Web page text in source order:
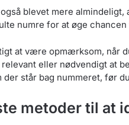
blevet mere
numre for at øge
at være opmærksom, når
eller nødvendigt at
der står bag nummeret, før
metoder til at